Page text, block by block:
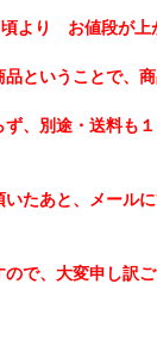
頃より お値段が上
ということで、商
、別途・送料も
たあと、メール
で、大変申し訳ご